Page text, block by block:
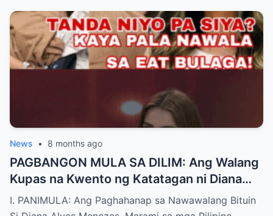
News • 8 months ago
PAGBANGON MULA SA DILIM: Ang Walang
Kupas na Kwento ng Katatagan ni Diana
Menezes Mula sa Cancer Hanggang sa
Muling Pag-ibig
I. PANIMULA: Ang Paghahanap sa Nawawalang Bituin